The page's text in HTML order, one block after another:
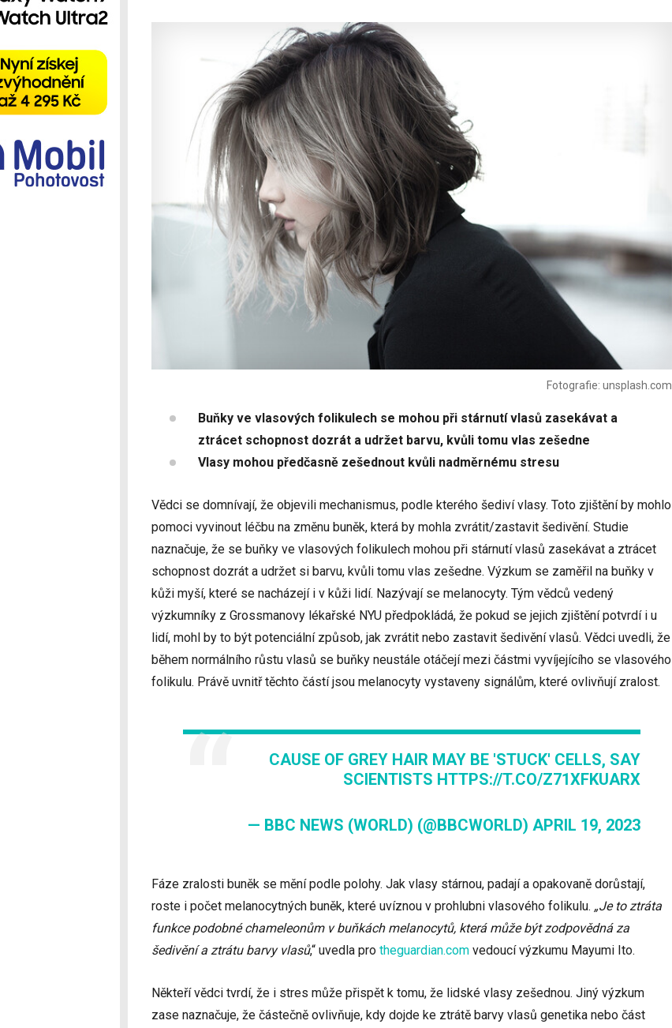
Fotografie: unsplash.com
Buňky ve vlasových folikulech se mohou při stárnutí vlasů zasekávat a
ztrácet schopnost dozrát a udržet barvu, kvůli tomu vlas zešedne
Vlasy mohou předčasně zešednout kvůli nadměrnému stresu
Vědci se domnívají, že objevili mechanismus, podle kterého šediví vlasy. Toto zjištění by mohlo
pomoci vyvinout léčbu na změnu buněk, která by mohla zvrátit/zastavit šedivění. Studie
naznačuje, že se buňky ve vlasových folikulech mohou při stárnutí vlasů zasekávat a ztrácet
schopnost dozrát a udržet si barvu, kvůli tomu vlas zešedne. Výzkum se zaměřil na buňky v
kůži myší, které se nacházejí i v kůži lidí. Nazývají se melanocyty. Tým vědců vedený
výzkumníky z Grossmanovy lékařské NYU předpokládá, že pokud se jejich zjištění potvrdí i u
lidí, mohl by to být potenciální způsob, jak zvrátit nebo zastavit šedivění vlasů. Vědci uvedli, že
během normálního růstu vlasů se buňky neustále otáčejí mezi částmi vyvíjejícího se vlasového
folikulu. Právě uvnitř těchto částí jsou melanocyty vystaveny signálům, které ovlivňují zralost.
CAUSE OF GREY HAIR MAY BE 'STUCK' CELLS, SAY
SCIENTISTS HTTPS://T.CO/Z71XFKUARX
— BBC NEWS (WORLD) (@BBCWORLD) APRIL 19, 2023
Fáze zralosti buněk se mění podle polohy. Jak vlasy stárnou, padají a opakovaně dorůstají,
roste i počet melanocytných buněk, které uvíznou v prohlubni vlasového folikulu. „Je to ztráta
funkce podobné chameleonům v buňkách melanocytů, která může být zodpovědná za
šedivění a ztrátu barvy vlasů,“ uvedla pro theguardian.com vedoucí výzkumu Mayumi Ito.
Někteří vědci tvrdí, že i stres může přispět k tomu, že lidské vlasy zešednou. Jiný výzkum
zase naznačuje, že částečně ovlivňuje, kdy dojde ke ztrátě barvy vlasů genetika nebo část